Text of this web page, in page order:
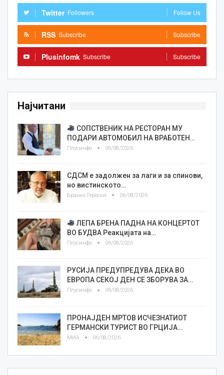
Twitter Followers Follow Us
RSS Subscribe Subscribe
Plusinfomk Subscribe Subscribe
Најчитани
СОПСТВЕНИК НА РЕСТОРАН МУ
ПОДАРИ АВТОМОБИЛ НА ВРАБОТЕН…
Плусинфо 06/08/2026
СДСМ е задолжен за лаги и за спинови,
но вистинското…
Бранко Героски 06/08/2026
ЛЕПА БРЕНА ПАДНА НА КОНЦЕРТОТ
ВО БУДВА Реакцијата на…
Плусинфо 06/08/2026
РУСИЈА ПРЕДУПРЕДУВА ДЕКА ВО
ЕВРОПА СЕКОЈ ДЕН СЕ ЗБОРУВА ЗА…
Плусинфо 06/08/2026
ПРОНАЈДЕН МРТОВ ИСЧЕЗНАТИОТ
ГЕРМАНСКИ ТУРИСТ ВО ГРЦИЈА…
МИА 06/08/2026